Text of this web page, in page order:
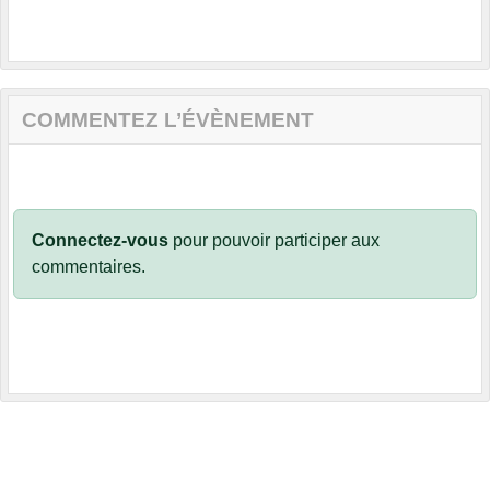
COMMENTEZ L’ÉVÈNEMENT
Connectez-vous pour pouvoir participer aux
commentaires.